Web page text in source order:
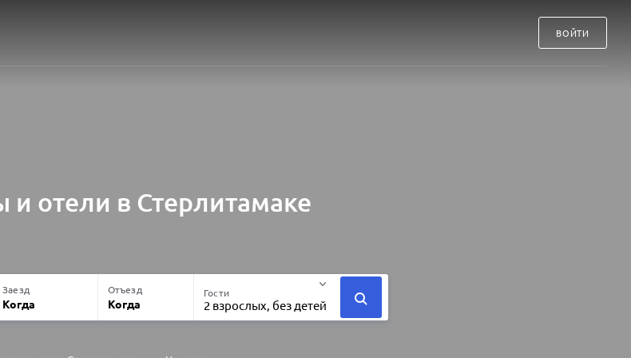
ВОЙТИ
и отели в Стерлитамаке
Заезд
Когда
Отъезд
Когда
Гости
2 взрослых, без детей